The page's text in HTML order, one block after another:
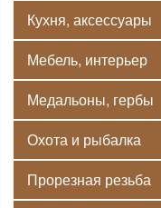
Кухня, аксессуары
Мебель, интерьер
Медальоны, гербы
Охота и рыбалка
Прорезная резьба